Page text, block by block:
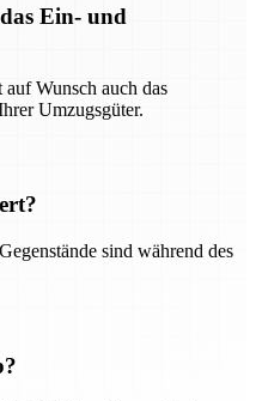
Ein- und
auf Wunsch auch das
Umzugsgüter.
sind während des